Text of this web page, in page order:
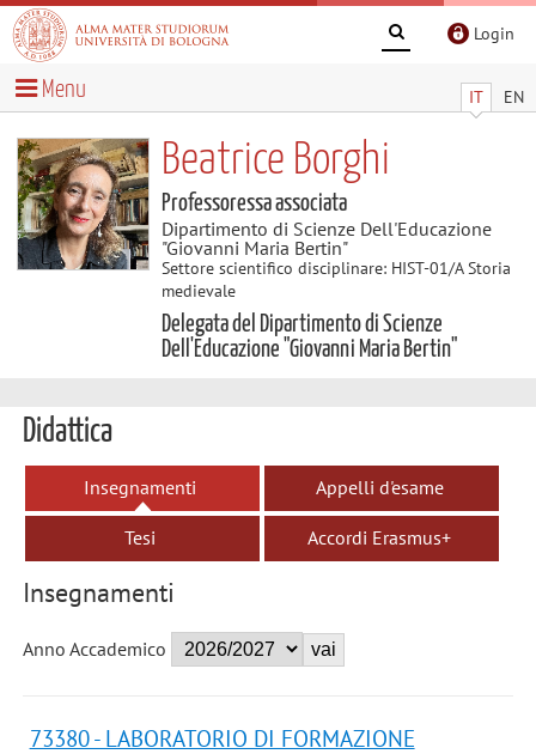
Login
IT EN
Menu
Beatrice Borghi
Professoressa associata
Dipartimento di Scienze Dell'Educazione
"Giovanni Maria Bertin"
Settore scientifico disciplinare: HIST-01/A Storia
medievale
Delegata del Dipartimento di Scienze
Dell'Educazione "Giovanni Maria Bertin"
Didattica
Insegnamenti Appelli d'esame
Tesi Accordi Erasmus+
Insegnamenti
Anno Accademico
73380 - LABORATORIO DI FORMAZIONE